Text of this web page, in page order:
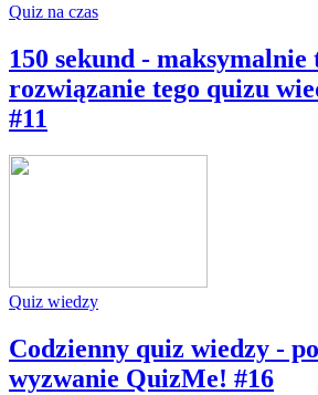
Quiz na czas
150 sekund -
rozwiązanie tego quizu
#11
Quiz wiedzy
Codzienny quiz wiedzy -
wyzwanie QuizMe! #16